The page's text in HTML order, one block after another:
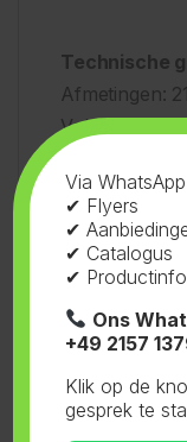
Technische
Afmetingen:
Voltage: 230V
Frequentie:
max.
Aantal
Aantal
Lampsturing:
Via
✔ Flyers
✔
✔ Catalogus
✔
Ons
+49 2157
Klik op de
gesprek te